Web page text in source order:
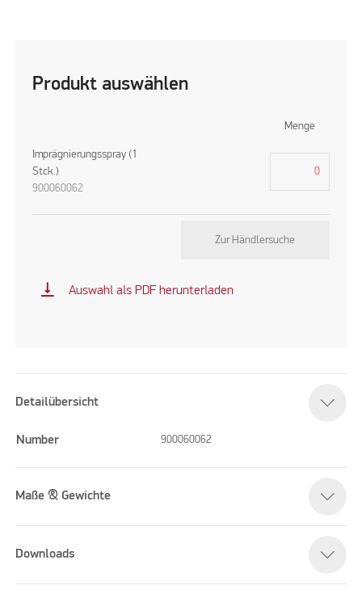
Produkt auswählen
Menge
Imprägnierungsspray (1
Stck.)
900060062
Zur Händlersuche
vertical_align_bottom Auswahl als PDF herunterladen
Detailübersicht
Number 900060062
Maße & Gewichte
Downloads